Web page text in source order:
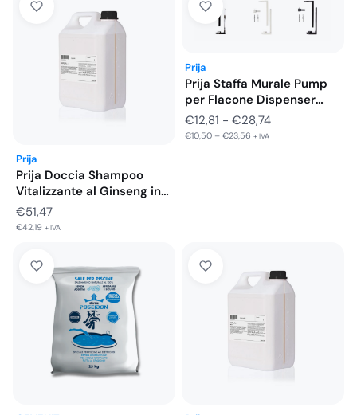
Prija
Prija Doccia Shampoo
Vitalizzante al Ginseng in
Tanica…
€51,47
€42,19 + IVA
Prija
Prija Staffa Murale Pump
per Flacone Dispenser
380…
€12,81 - €28,74Fascia
€10,50 – €23,56 + IVA